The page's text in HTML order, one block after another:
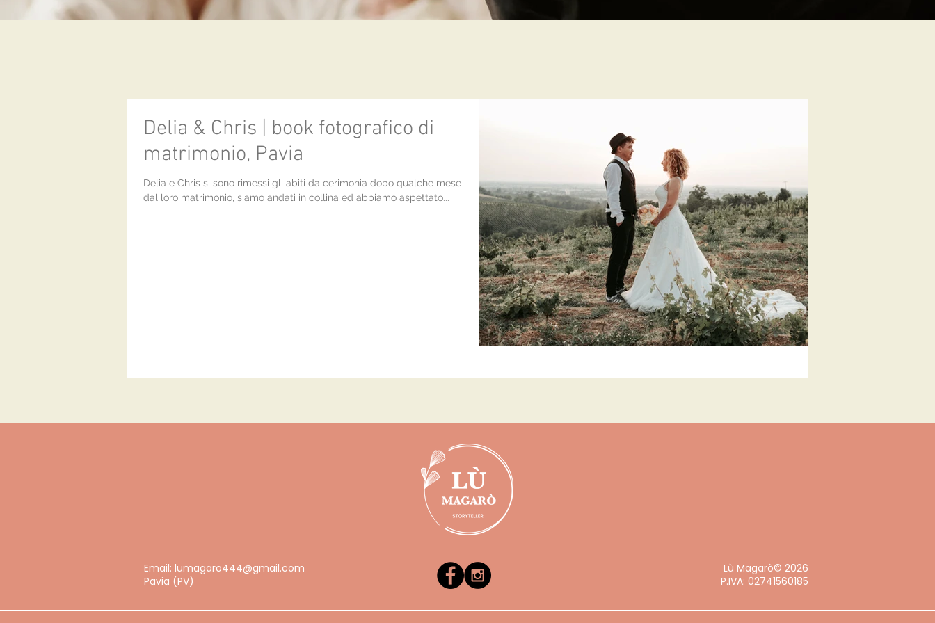
Delia & Chris | book fotografico di
matrimonio, Pavia
Delia e Chris si sono rimessi gli abiti da cerimonia dopo qualche mese
dal loro matrimonio, siamo andati in collina ed abbiamo aspettato...
Email: lumagaro444@gmail.com
Pavia (PV)
Lù Magarò© 2026
P.IVA: 02741560185